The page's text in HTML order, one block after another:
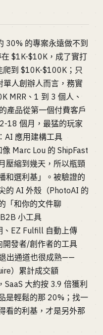
30% 的專案永遠做不到
$1K-$10K，成了實打
到 $10K-$100K；只
單人創辦人而言，務實
MRR、1 到 3 個人、
產品從第一個付費客戶
18 個月，最猛的玩家
AI 應用建構工具
Marc Lou 的 ShipFast
壓縮到幾天，所以瓶頸
和選利基」。被驗證的
的 AI 外殼（PhotoAI 的
「和你的文件聊
小工具
、EZ Fulfill 自動上傳
開發者/創作者的工具
出通道也很成熟——
）累計成交額
大約按 3.9 倍獲利
是輕鬆的那 20%；找一
看的利基，才是另外那